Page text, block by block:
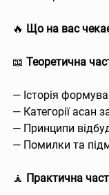
🔥 Що на вас
📖 Теоретична
— Історія
— Категорії асан
— Принципи
— Помилки та
🧘 Практична